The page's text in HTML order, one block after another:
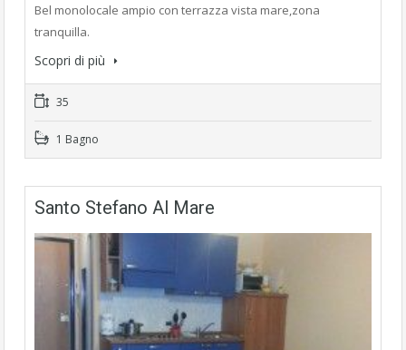
Bel monolocale ampio con terrazza vista mare,zona
tranquilla.
Scopri di più
35
1 Bagno
Santo Stefano Al Mare